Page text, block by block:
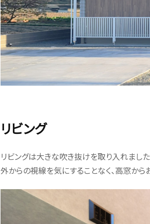
リビング
リビングは大きな吹き抜けを取り入れました
外からの視線を気にすることなく、高窓か